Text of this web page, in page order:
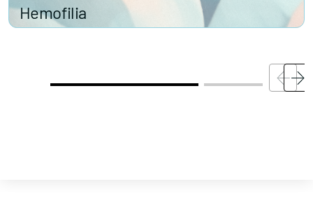
Hemofilia
Aviso legal